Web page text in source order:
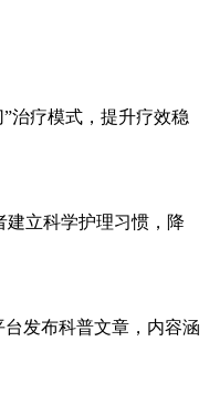
治疗模式，提升疗效稳
立科学护理习惯，降
发布科普文章，内容涵